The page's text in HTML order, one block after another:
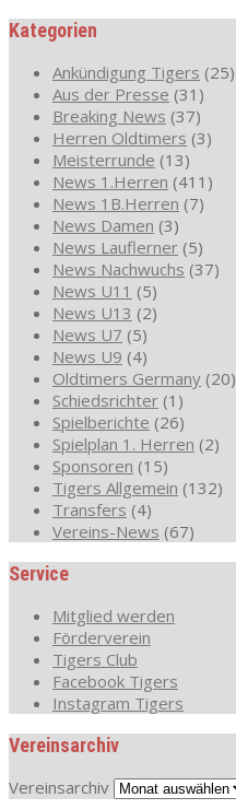
Kategorien
Ankündigung Tigers (25)
Aus der Presse (31)
Breaking News (37)
Herren Oldtimers (3)
Meisterrunde (13)
News 1.Herren (411)
News 1B.Herren (7)
News Damen (3)
News Lauflerner (5)
News Nachwuchs (37)
News U11 (5)
News U13 (2)
News U7 (5)
News U9 (4)
Oldtimers Germany (20)
Schiedsrichter (1)
Spielberichte (26)
Spielplan 1. Herren (2)
Sponsoren (15)
Tigers Allgemein (132)
Transfers (4)
Vereins-News (67)
Service
Mitglied werden
Förderverein
Tigers Club
Facebook Tigers
Instagram Tigers
Vereinsarchiv
Vereinsarchiv